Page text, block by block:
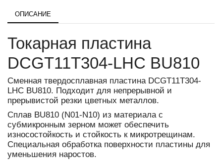
ОПИСАНИЕ
Токарная пластина
DCGT11T304-LHC BU810
Сменная твердосплавная пластина DCGT11T304-
LHC BU810. Подходит для непрерывной и
прерывистой резки цветных металлов.
Сплав BU810 (N01-N10) из материала с
субмикронным зерном может обеспечить
износостойкость и стойкость к микротрещинам.
Специальная обработка поверхности пластины для
уменьшения наростов.